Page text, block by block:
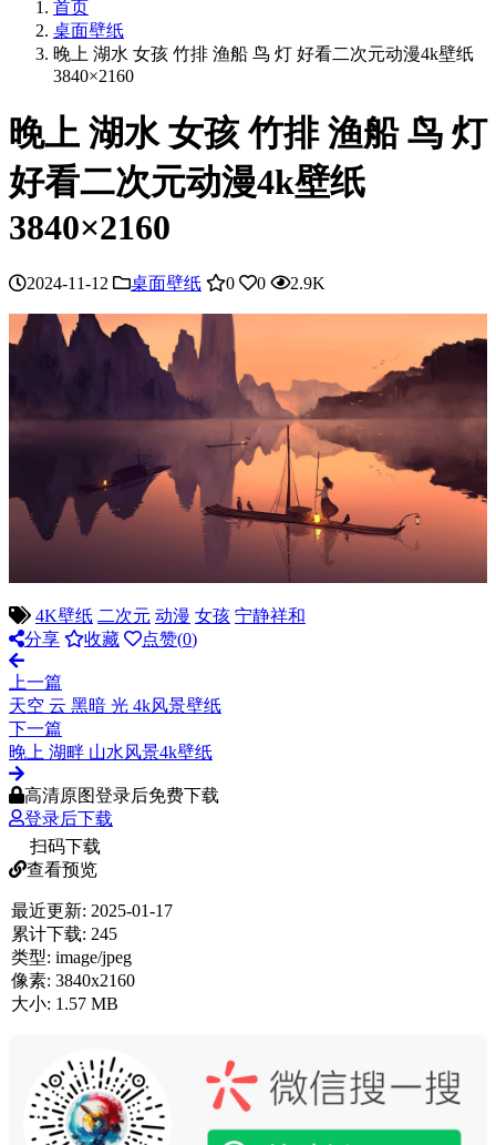
首页
桌面壁纸
晚上 湖水 女孩 竹排 渔船 鸟 灯 好看二次元动漫4k壁纸
3840×2160
晚上 湖水 女孩 竹排 渔船 鸟 灯
好看二次元动漫4k壁纸
3840×2160
2024-11-12 桌面壁纸 0 0 2.9K
4K壁纸 二次元 动漫 女孩 宁静祥和
分享
收藏 点赞(0)
上一篇
天空 云 黑暗 光 4k风景壁纸
下一篇
晚上 湖畔 山水风景4k壁纸
高清原图登录后免费下载
登录后下载
扫码下载
查看预览
最近更新: 2025-01-17
累计下载: 245
类型: image/jpeg
像素: 3840x2160
大小: 1.57 MB